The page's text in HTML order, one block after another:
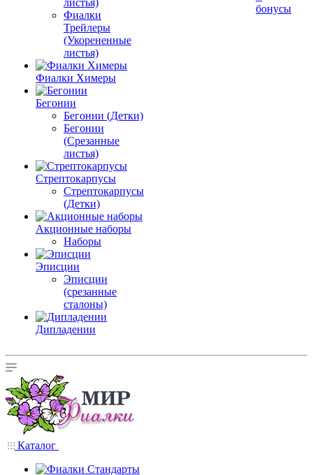
листья)
Фиалки
Трейлеры
(Укорененные
листья)
Фиалки Химеры
Бегонии
Бегонии (Детки)
Бегонии
(Срезанные
листья)
Стрептокарпусы
Стрептокарпусы
(Детки)
Акционные наборы
Наборы
Эписции
Эписции
(срезанные
сталоны)
Дипладении
бонусы
Каталог